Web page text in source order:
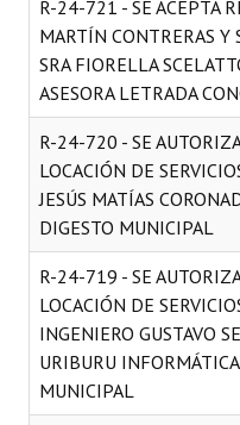
R-24-721 - SE ACEPTA
MARTÍN CONTRERAS Y
SRA FIORELLA
ASESORA LETRADA
R-24-720 - SE
LOCACIÓN DE
JESÚS MATÍAS
DIGESTO MUNICIPAL
R-24-719 - SE
LOCACIÓN DE
INGENIERO GUSTAVO
URIBURU
MUNICIPAL